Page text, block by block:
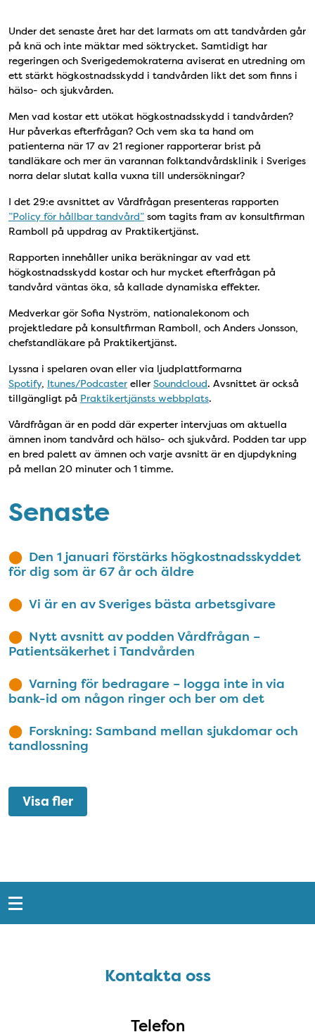
Under det senaste året har det larmats om att tandvården går
på knä och inte mäktar med söktrycket. Samtidigt har
regeringen och Sverigedemokraterna aviserat en utredning om
ett stärkt högkostnadsskydd i tandvården likt det som finns i
hälso- och sjukvården.
Men vad kostar ett utökat högkostnadsskydd i tandvården?
Hur påverkas efterfrågan? Och vem ska ta hand om
patienterna när 17 av 21 regioner rapporterar brist på
tandläkare och mer än varannan folktandvårdsklinik i Sveriges
norra delar slutat kalla vuxna till undersökningar?
I det 29:e avsnittet av Vårdfrågan presenteras rapporten
”Policy för hållbar tandvård” som tagits fram av konsultfirman
Ramboll på uppdrag av Praktikertjänst.
Rapporten innehåller unika beräkningar av vad ett
högkostnadsskydd kostar och hur mycket efterfrågan på
tandvård väntas öka, så kallade dynamiska effekter.
Medverkar gör Sofia Nyström, nationalekonom och
projektledare på konsultfirman Ramboll, och Anders Jonsson,
chefstandläkare på Praktikertjänst.
Lyssna i spelaren ovan eller via ljudplattformarna
Spotify, Itunes/Podcaster eller Soundcloud. Avsnittet är också
tillgängligt på Praktikertjänsts webbplats.
Vårdfrågan är en podd där experter intervjuas om aktuella
ämnen inom tandvård och hälso- och sjukvård. Podden tar upp
en bred palett av ämnen och varje avsnitt är en djupdykning
på mellan 20 minuter och 1 timme.
Senaste
Den 1 januari förstärks högkostnadsskyddet
för dig som är 67 år och äldre
Vi är en av Sveriges bästa arbetsgivare
Nytt avsnitt av podden Vårdfrågan –
Patientsäkerhet i Tandvården
Varning för bedragare – logga inte in via
bank-id om någon ringer och ber om det
Forskning: Samband mellan sjukdomar och
tandlossning
Visa fler
Snabblänkar
Kontakta ossKontakta oss
Telefon